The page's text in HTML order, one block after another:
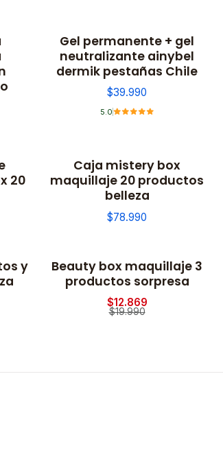
Gel permanente + gel
neutralizante ainybel
dermik pestañas Chile
$39.990
5.0
20
Caja mistery box
maquillaje 20 productos
belleza
$78.990
y
-36% OFF
Beauty box maquillaje 3
productos sorpresa
$12.869
$19.990